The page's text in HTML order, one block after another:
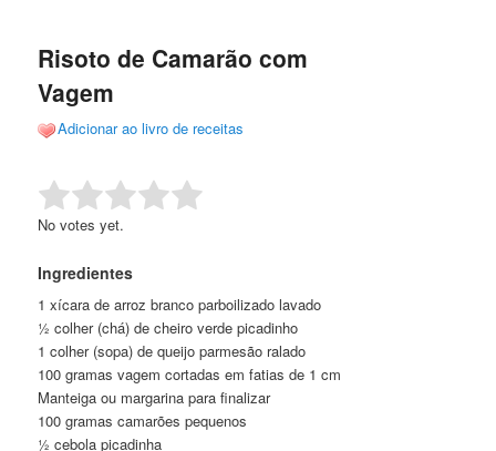
conteúdo
principal
conteúdo
secundário
Risoto de Camarão com
Vagem
Adicionar ao livro de receitas
Rate this item: Submit Rating
No votes yet.
Ingredientes
1 xícara de arroz branco parboilizado lavado
½ colher (chá) de cheiro verde picadinho
1 colher (sopa) de queijo parmesão ralado
100 gramas vagem cortadas em fatias de 1 cm
Manteiga ou margarina para finalizar
100 gramas camarões pequenos
½ cebola picadinha